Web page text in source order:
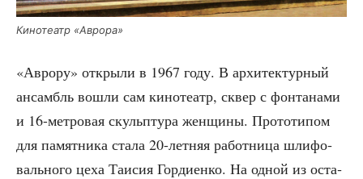
Кино­те­атр «Авро­ра»
«Авро­ру» откры­ли в 1967 году. В архи­тек­тур­ный
ансамбль вошли сам кино­те­атр, сквер с фон­та­на­ми
и 16-мет­ро­вая скульп­ту­ра жен­щи­ны. Про­то­ти­пом
для памят­ни­ка ста­ла 20-лет­няя работ­ни­ца шли­фо­
валь­но­го цеха Таи­сия Гор­ди­ен­ко. На одной из оста­